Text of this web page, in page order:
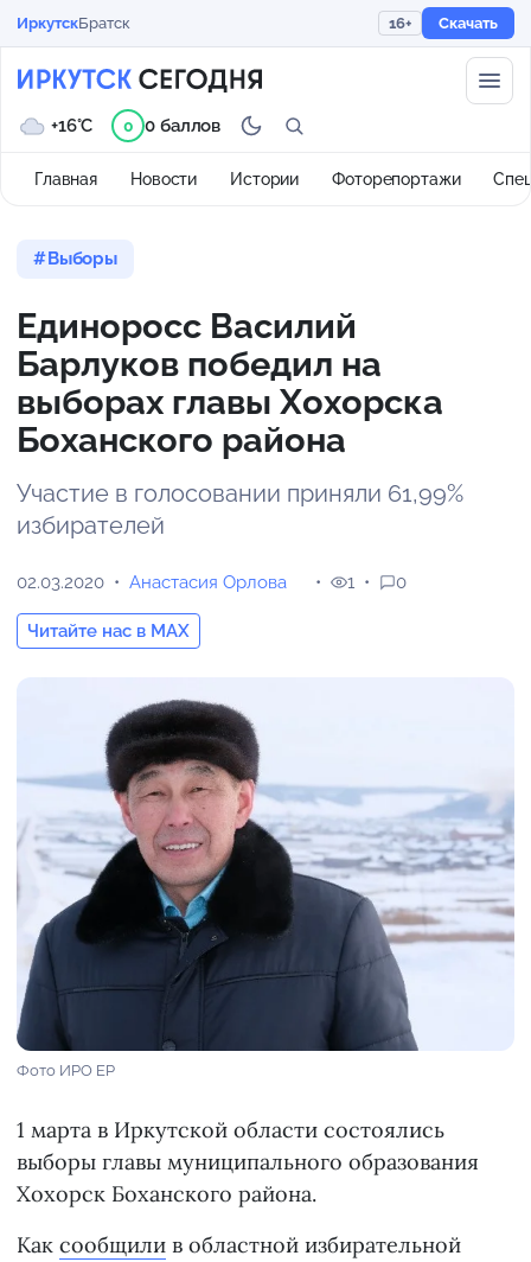
ИркутскБратск 16+ Скачать
Главная Новости Истории Фоторепортажи
+16°C 0 0 баллов
Выборы
Единоросс Василий
Барлуков победил на
выборах главы Хохорска
Боханского района
Участие в голосовании приняли 61,99%
избирателей
02.03.2020 Анастасия Орлова
Читайте нас в MAX
1 0
Фото ИРО ЕР
1 марта в Иркутской области состоялись
выборы главы муниципального образования
Хохорск Боханского района.
Как сообщили в областной избирательной